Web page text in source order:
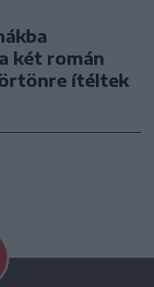
két román
ítéltek